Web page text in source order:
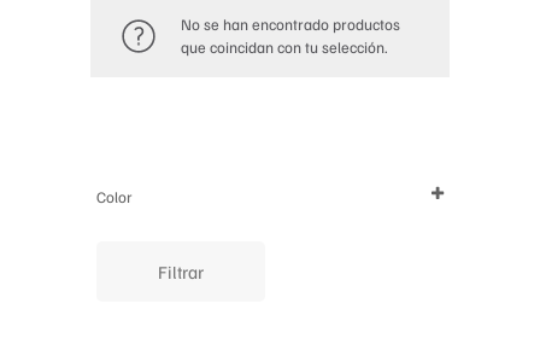
Color
Filtrar
No se han encontrado productos
que coincidan con tu selección.